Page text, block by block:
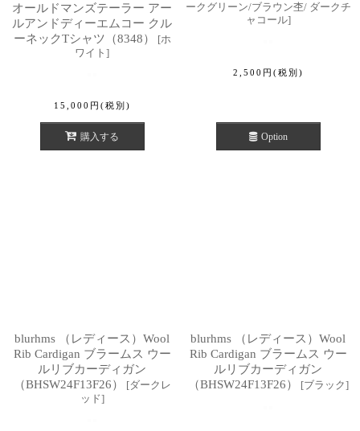
オールドマンズテーラー アー
ルアンドディーエムコー クル
ーネックTシャツ（8348）
[ホ
ワイト ]
15,000 円 (税別)
購入する
ークグリーン/ブラウン杢/ ダークチ
ャコール]
2,500 円 (税別)
Option
blurhms （レディース）Wool
Rib Cardigan ブラームス ウー
ルリブカーディガン
（BHSW24F13F26）
[ダークレ
ッド]
blurhms （レディース）Wool
Rib Cardigan ブラームス ウー
ルリブカーディガン
（BHSW24F13F26）
[ブラック]